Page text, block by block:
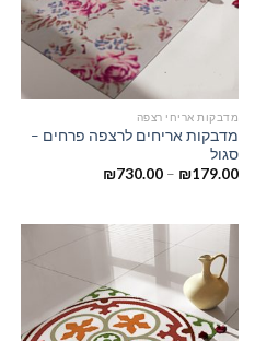
מדבקות אריחי רצפה
מדבקות אריחים לרצפה פרחים –
סגול
₪179.00
–
₪730.00